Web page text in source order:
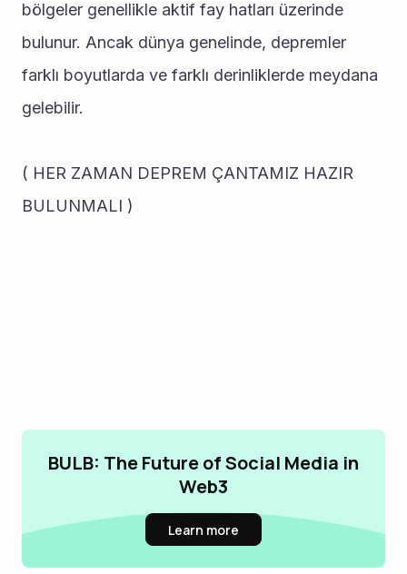
bölgeler genellikle aktif fay hatları üzerinde
bulunur. Ancak dünya genelinde, depremler
farklı boyutlarda ve farklı derinliklerde meydana
gelebilir.
( HER ZAMAN DEPREM ÇANTAMIZ HAZIR
BULUNMALI )
BULB: The Future of Social Media in
Web3
Learn more